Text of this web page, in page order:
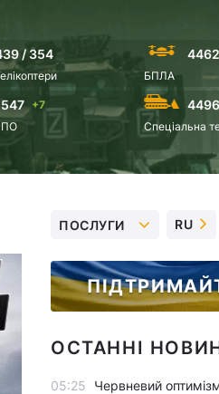
/ 354
БПЛА
+7
4496
Спеціальна
ПОСЛУГИ RU
ОСТАННІ
05:25
Червневий